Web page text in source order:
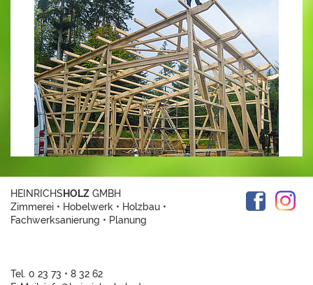
HEINRICHS HOLZ GMBH
Zimmerei • Hobelwerk • Holzbau •
Fachwerksanierung • Planung
Tel. 0 23 73 • 8 32 62